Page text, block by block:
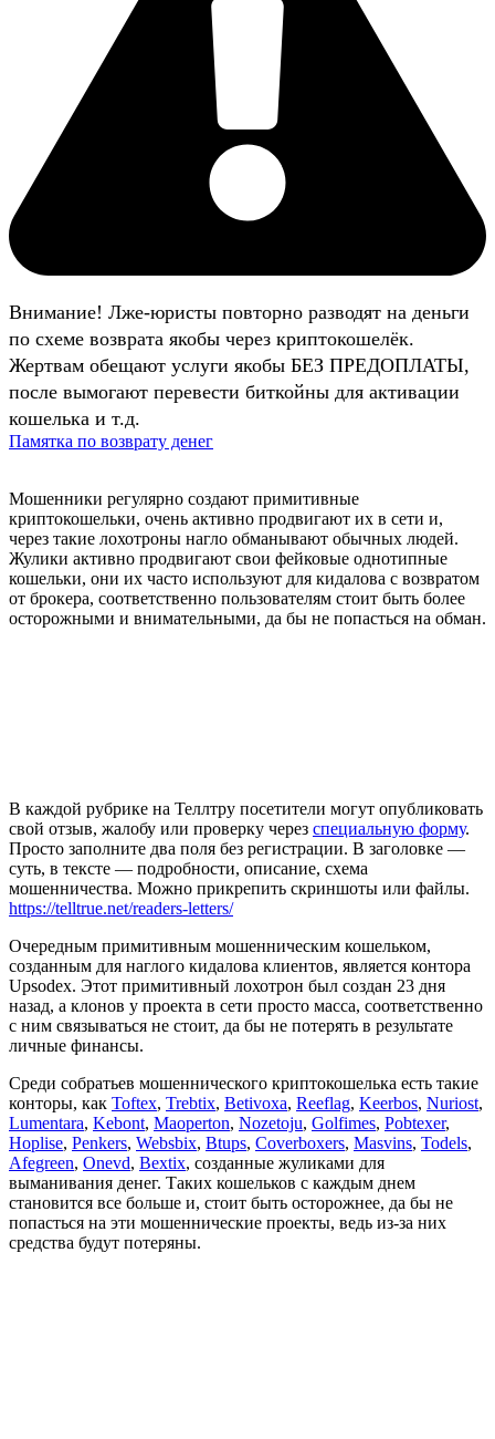
Внимание! Лже-юристы повторно разводят на деньги
по схеме возврата якобы через криптокошелёк.
Жертвам обещают услуги якобы БЕЗ ПРЕДОПЛАТЫ,
после вымогают перевести биткойны для активации
кошелька и т.д.
Памятка по возврату денег
Мошенники регулярно создают примитивные
криптокошельки, очень активно продвигают их в сети и,
через такие лохотроны нагло обманывают обычных людей.
Жулики активно продвигают свои фейковые однотипные
кошельки, они их часто используют для кидалова с возвратом
от брокера, соответственно пользователям стоит быть более
осторожными и внимательными, да бы не попасться на обман.
В каждой рубрике на Теллтру посетители могут опубликовать
свой отзыв, жалобу или проверку через специальную форму.
Просто заполните два поля без регистрации. В заголовке —
суть, в тексте — подробности, описание, схема
мошенничества. Можно прикрепить скриншоты или файлы.
https://telltrue.net/readers-letters/
Очередным примитивным мошенническим кошельком,
созданным для наглого кидалова клиентов, является контора
Upsodex. Этот примитивный лохотрон был создан 23 дня
назад, а клонов у проекта в сети просто масса, соответственно
с ним связываться не стоит, да бы не потерять в результате
личные финансы.
Среди собратьев мошеннического криптокошелька есть такие
конторы, как Toftex, Trebtix, Betivoxa, Reeflag, Keerbos, Nuriost,
Lumentara, Kebont, Maoperton, Nozetoju, Golfimes, Pobtexer,
Hoplise, Penkers, Websbix, Btups, Сoverboxers, Masvins, Todels,
Afegreen, Onevd, Bextix, созданные жуликами для
выманивания денег. Таких кошельков с каждым днем
становится все больше и, стоит быть осторожнее, да бы не
попасться на эти мошеннические проекты, ведь из-за них
средства будут потеряны.